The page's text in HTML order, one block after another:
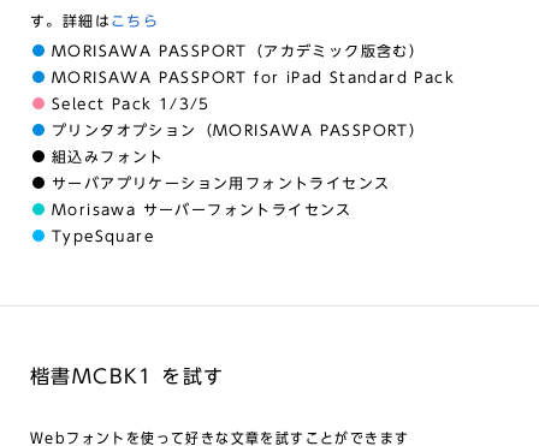
す。詳細は こちら
MORISAWA PASSPORT（アカデミック版含む）
MORISAWA PASSPORT for iPad Standard Pack
Select Pack 1/3/5
プリンタオプション（MORISAWA PASSPORT）
組込みフォント
サーバアプリケーション用フォントライセンス
Morisawa サーバーフォントライセンス
TypeSquare
楷書MCBK1 を試す
Webフォントを使って好きな文章を試すことができます